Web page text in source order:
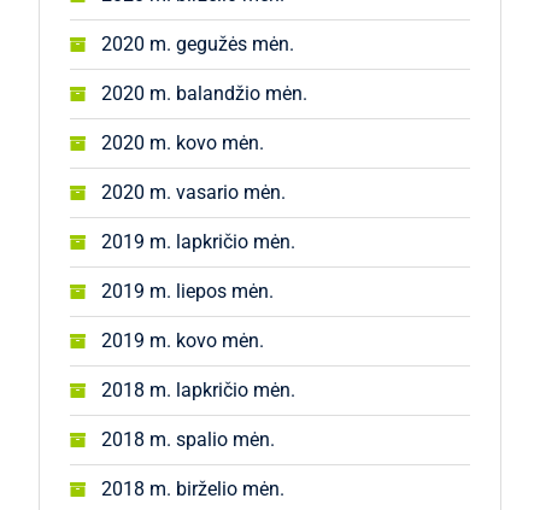
2020 m. gegužės mėn.
2020 m. balandžio mėn.
2020 m. kovo mėn.
2020 m. vasario mėn.
2019 m. lapkričio mėn.
2019 m. liepos mėn.
2019 m. kovo mėn.
2018 m. lapkričio mėn.
2018 m. spalio mėn.
2018 m. birželio mėn.